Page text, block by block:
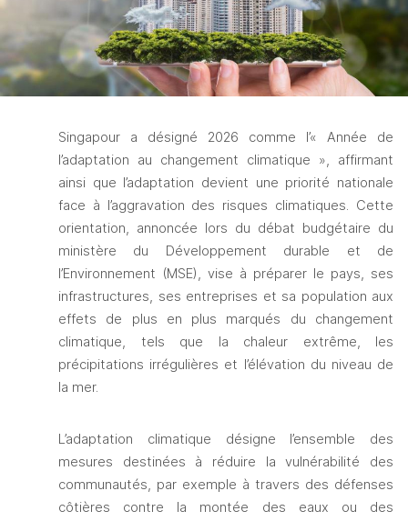
Singapour a désigné 2026 comme l’« Année de
l’adaptation au changement climatique », affirmant
ainsi que l’adaptation devient une priorité nationale
face à l’aggravation des risques climatiques. Cette
orientation, annoncée lors du débat budgétaire du
ministère du Développement durable et de
l’Environnement (MSE), vise à préparer le pays, ses
infrastructures, ses entreprises et sa population aux
effets de plus en plus marqués du changement
climatique, tels que la chaleur extrême, les
précipitations irrégulières et l’élévation du niveau de
la mer.
L’adaptation climatique désigne l’ensemble des
mesures destinées à réduire la vulnérabilité des
communautés, par exemple à travers des défenses
côtières contre la montée des eaux ou des